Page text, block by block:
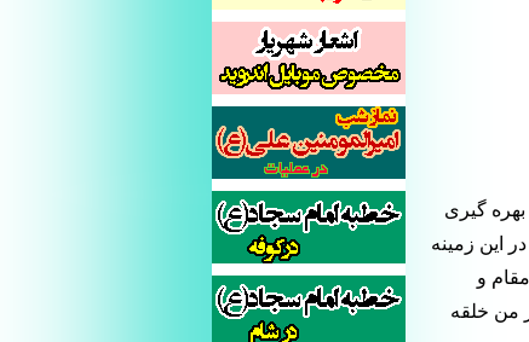
بهره گیری
این زمینه
و
من خلقه